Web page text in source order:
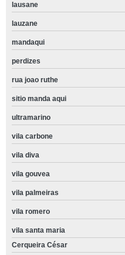
lausane
lauzane
mandaqui
perdizes
rua joao ruthe
sitio manda aqui
ultramarino
vila carbone
vila diva
vila gouvea
vila palmeiras
vila romero
vila santa maria
Cerqueira César